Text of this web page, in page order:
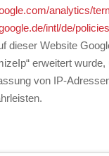
analytics/
intl/de/
dieser Website
erweitert wurde,
von IP-